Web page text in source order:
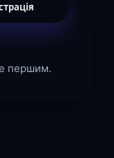
першим.